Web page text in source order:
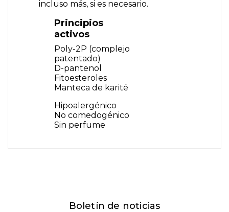
incluso más, si es necesario.
Principios
activos
Poly-2P (complejo
patentado)
D-pantenol
Fitoesteroles
Manteca de karité
Hipoalergénico
No comedogénico
Sin perfume
Boletín de noticias